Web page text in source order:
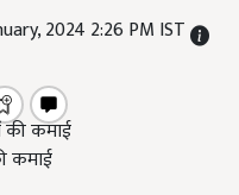
2024 2:26 PM IST
कमाई